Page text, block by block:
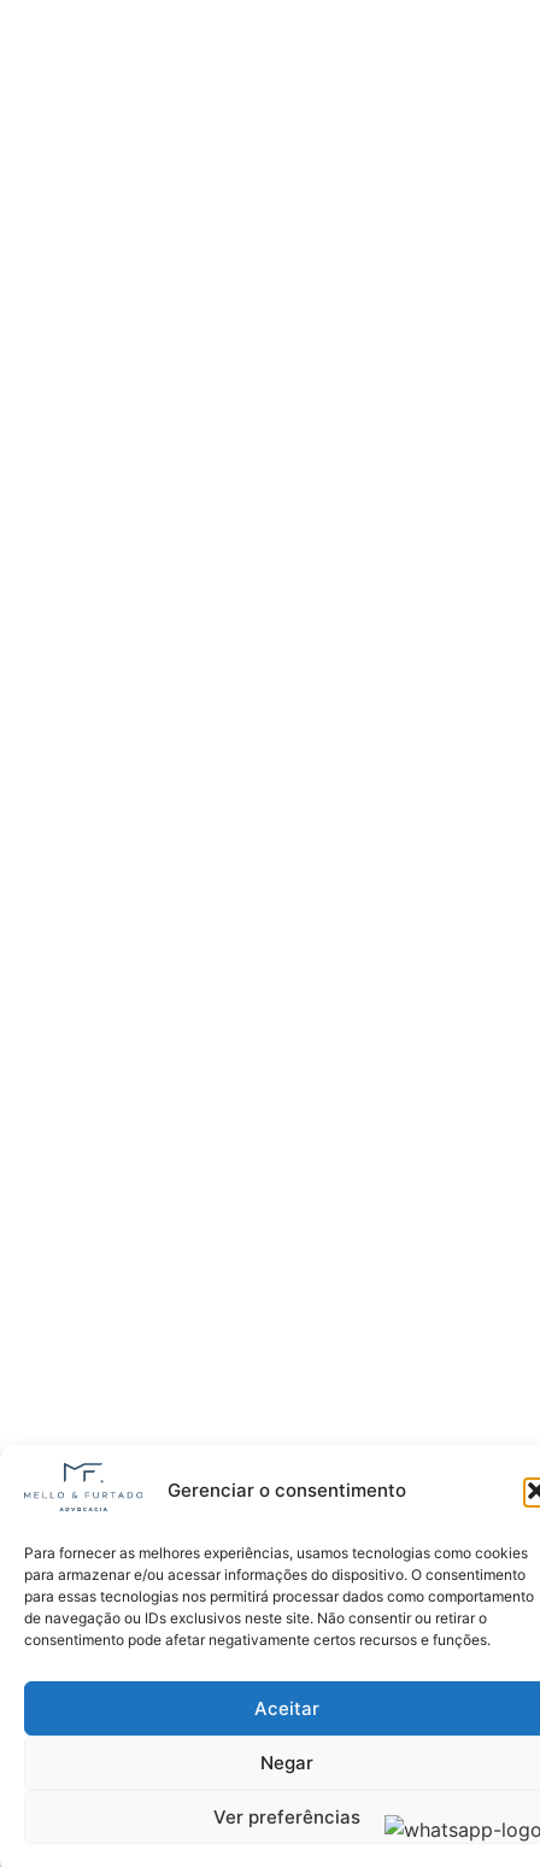
Gerenciar o consentimento
Para fornecer as melhores experiências, usamos tecnologias como cookies
para armazenar e/ou acessar informações do dispositivo. O consentimento
para essas tecnologias nos permitirá processar dados como comportamento
de navegação ou IDs exclusivos neste site. Não consentir ou retirar o
consentimento pode afetar negativamente certos recursos e funções.
Aceitar
Negar
Ver preferências